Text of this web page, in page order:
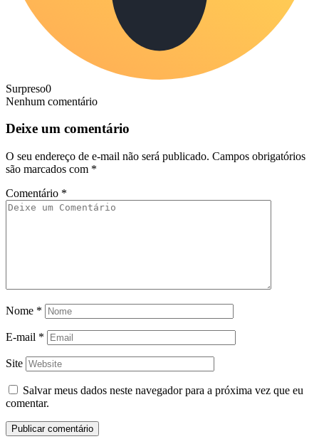
Surpreso0
Nenhum comentário
Deixe um comentário
O seu endereço de e-mail não será publicado. Campos obrigatórios
são marcados com *
Comentário *
Nome *
E-mail *
Site
Salvar meus dados neste navegador para a próxima vez que eu
comentar.